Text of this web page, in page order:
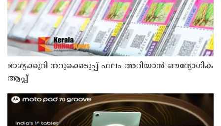
ഭാഗ്യക്കുറി നറുക്കെടുപ്പ് ഫലം അറിയാൻ ഔദ്യോഗിക
ആപ്പ്